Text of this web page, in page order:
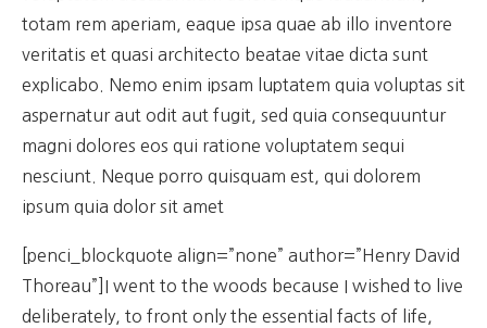
totam rem aperiam, eaque ipsa quae ab illo inventore
veritatis et quasi architecto beatae vitae dicta sunt
explicabo. Nemo enim ipsam luptatem quia voluptas sit
aspernatur aut odit aut fugit, sed quia consequuntur
magni dolores eos qui ratione voluptatem sequi
nesciunt. Neque porro quisquam est, qui dolorem
ipsum quia dolor sit amet
[penci_blockquote align=”none” author=”Henry David
Thoreau”]I went to the woods because I wished to live
deliberately, to front only the essential facts of life,